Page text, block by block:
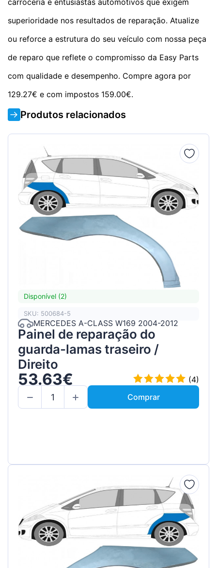
superioridade nos resultados de reparação. Atualize
ou reforce a estrutura do seu veículo com nossa peça
de reparo que reflete o compromisso da Easy Parts
com qualidade e desempenho. Compre agora por
129.27€ e com impostos 159.00€.
Produtos relacionados
Disponível (2)
SKU: 500684-5
MERCEDES A-CLASS W169 2004-2012
Painel de reparação do
guarda-lamas traseiro /
Direito
53.63€
(4)
Comprar